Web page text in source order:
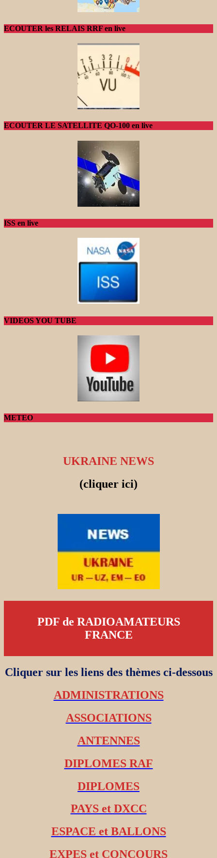
ECOUTER les RELAIS RRF en live
ECOUTER LE SATELLITE QO-100 en live
ISS en live
VIDEOS YOU TUBE
METEO
UKRAINE NEWS
(cliquer ici)
PDF de RADIOAMATEURS
FRANCE
Cliquer sur les liens des thèmes ci-dessous
ADMINISTRATIONS
ASSOCIATIONS
ANTENNES
DIPLOMES RAF
DIPLOMES
PAYS et DXCC
ESPACE et BALLONS
EXPES et CONCOURS